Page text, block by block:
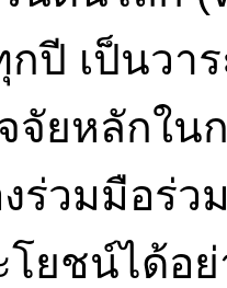
ปี เป็นวา
จัยหลักใน
ร่วมมือร่ว
โยชน์ได้อ